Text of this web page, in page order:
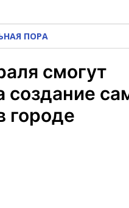
ПОРА
смогут
создание
городе